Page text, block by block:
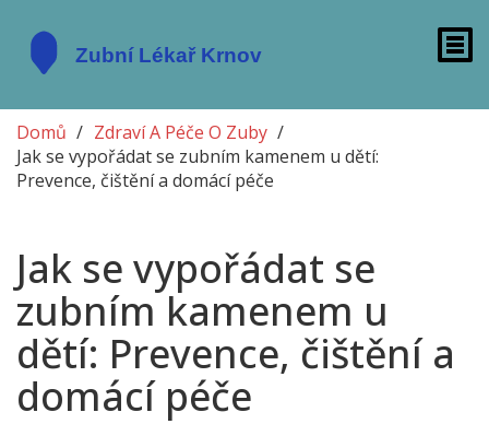
Domů
Zdraví A Péče O Zuby
Jak se vypořádat se zubním kamenem u dětí:
Prevence, čištění a domácí péče
Jak se vypořádat se
zubním kamenem u
dětí: Prevence, čištění a
domácí péče